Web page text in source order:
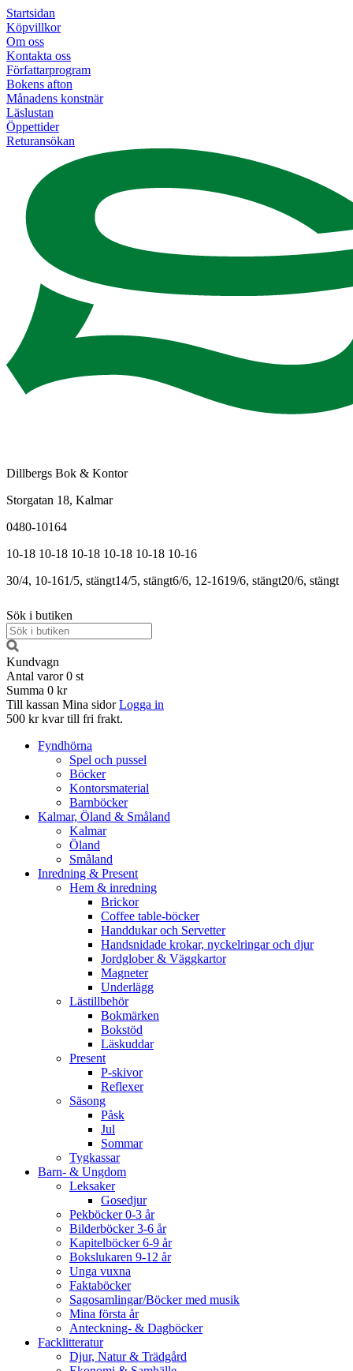
Startsidan
Köpvillkor
Om oss
Kontakta oss
Författarprogram
Bokens afton
Månadens konstnär
Läslustan
Öppettider
Returansökan
Dillbergs Bok & Kontor
Storgatan 18, Kalmar
0480-10164
10-18 10-18 10-18 10-18 10-18 10-16
30/4, 10-161/5, stängt14/5, stängt6/6, 12-1619/6, stängt20/6, stängt
Sök i butiken
Kundvagn
Antal varor 0 st
Summa 0 kr
Till kassan Mina sidor Logga in
500 kr kvar till fri frakt.
Fyndhörna
Spel och pussel
Böcker
Kontorsmaterial
Barnböcker
Kalmar, Öland & Småland
Kalmar
Öland
Småland
Inredning & Present
Hem & inredning
Brickor
Coffee table-böcker
Handdukar och Servetter
Handsnidade krokar, nyckelringar och djur
Jordglober & Väggkartor
Magneter
Underlägg
Lästillbehör
Bokmärken
Bokstöd
Läskuddar
Present
P-skivor
Reflexer
Säsong
Påsk
Jul
Sommar
Tygkassar
Barn- & Ungdom
Leksaker
Gosedjur
Pekböcker 0-3 år
Bilderböcker 3-6 år
Kapitelböcker 6-9 år
Bokslukaren 9-12 år
Unga vuxna
Faktaböcker
Sagosamlingar/Böcker med musik
Mina första år
Anteckning- & Dagböcker
Facklitteratur
Djur, Natur & Trädgård